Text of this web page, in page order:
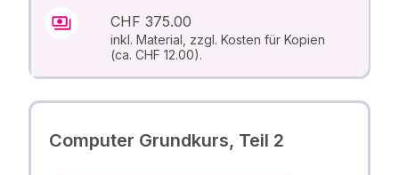
CHF 375.00
inkl. Material, zzgl. Kosten für Kopien
(ca. CHF 12.00).
Computer Grundkurs, Teil 2